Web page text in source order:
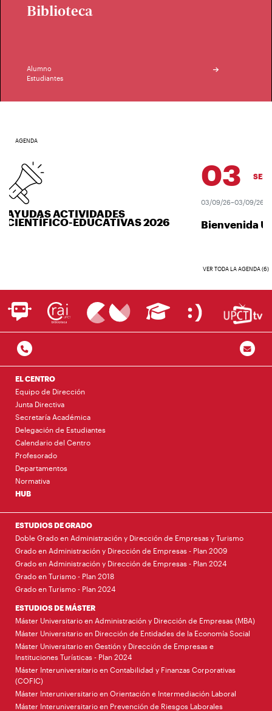
Biblioteca
Alumno
Estudiantes
AGENDA
ACTIVIDADES
EDUCATIVAS 2026
03 SEP.
03/09/26–03/09/26
Bienvenida
VER TODA LA AGENDA (6)
EL CENTRO
Equipo de Dirección
Junta Directiva
Secretaría Académica
Delegación de Estudiantes
Calendario del Centro
Profesorado
Departamentos
Normativa
HUB
ESTUDIOS DE GRADO
Doble Grado en Administración y Dirección de Empresas y Turismo
Grado en Administración y Dirección de Empresas - Plan 2009
Grado en Administración y Dirección de Empresas - Plan 2024
Grado en Turismo - Plan 2018
Grado en Turismo - Plan 2024
ESTUDIOS DE MÁSTER
Máster Universitario en Administración y Dirección de Empresas (MBA)
Máster Universitario en Dirección de Entidades de la Economía Social
Máster Universitario en Gestión y Dirección de Empresas e
Instituciones Turísticas - Plan 2024
Máster Interuniversitario en Contabilidad y Finanzas Corporativas
(COFIC)
Máster Interuniversitario en Orientación e Intermediación Laboral
Máster Interuniversitario en Prevención de Riesgos Laborales